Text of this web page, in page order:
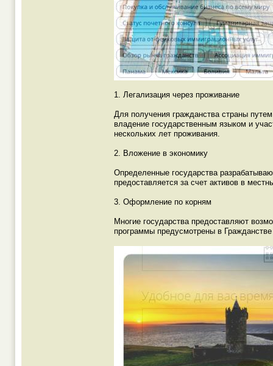
1. Легализация через проживание
Для получения гражданства страны
владение государственным языком и
нескольких лет проживания.
2. Вложение в экономику
Определенные государства
предоставляется за счет активов в
3. Оформление по корням
Многие государства предоставляют
программы предусмотрены в